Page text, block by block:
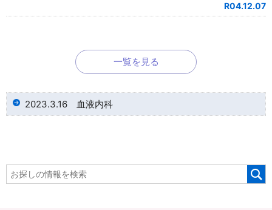
R04.12.07
一覧を見る
2023.3.16 血液内科